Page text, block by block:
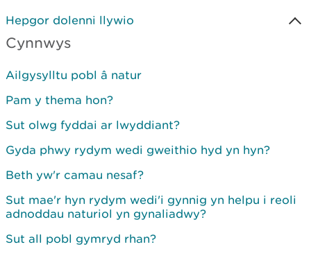
Hepgor dolenni llywio
Cynnwys
Ailgysylltu pobl â natur
Pam y thema hon?
Sut olwg fyddai ar lwyddiant?
Gyda phwy rydym wedi gweithio hyd yn hyn?
Beth yw'r camau nesaf?
Sut mae'r hyn rydym wedi'i gynnig yn helpu i reoli
adnoddau naturiol yn gynaliadwy?
Sut all pobl gymryd rhan?